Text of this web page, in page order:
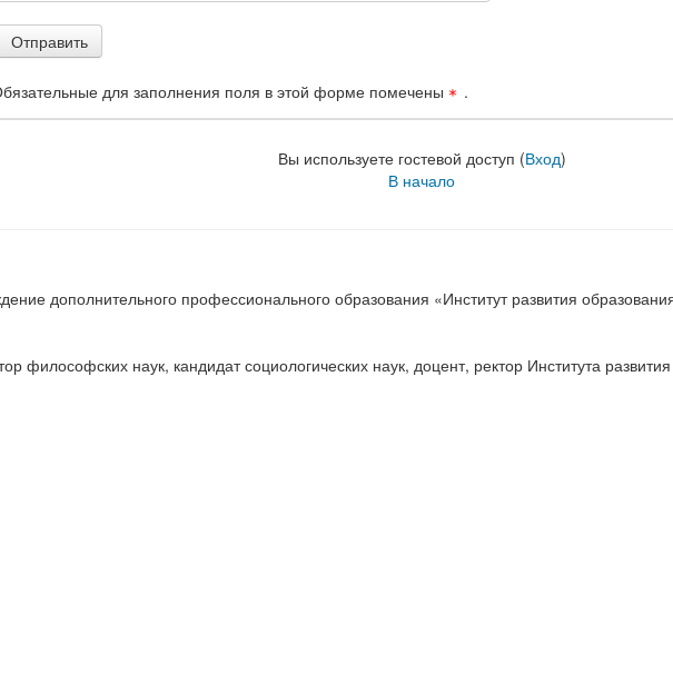
для заполнения поля в этой форме помечены .
Вы используете гостевой доступ (Вход)
В начало
дополнительного профессионального образования «Институт развития
философских наук, кандидат социологических наук, доцент, ректор Института